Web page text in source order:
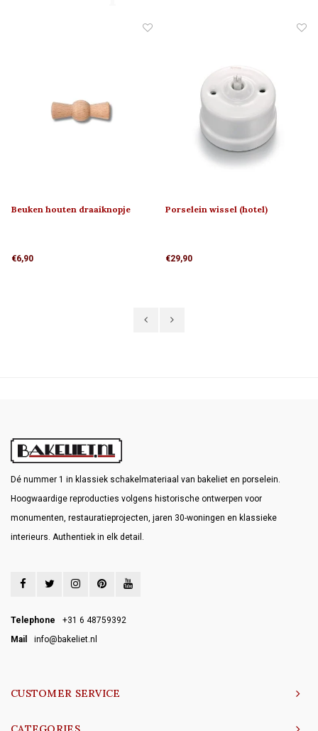
Beuken houten draaiknopje
€6,90
Porselein wissel (hotel)
€29,90
Dé nummer 1 in klassiek schakelmateriaal van bakeliet en porselein.
Hoogwaardige reproducties volgens historische ontwerpen voor
monumenten, restauratieprojecten, jaren 30-woningen en klassieke
interieurs. Authentiek in elk detail.
Telephone
+31 6 48759392
Mail
info@bakeliet.nl
CUSTOMER SERVICE